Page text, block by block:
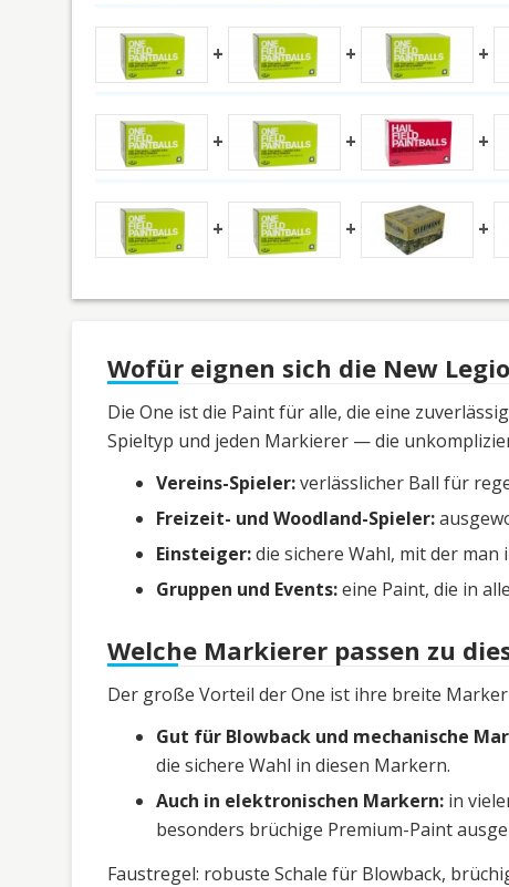
Wofür eignen sich die New
Die One ist die Paint für alle, die eine
Spieltyp und jeden Markierer — die
Vereins-Spieler:verlässlicher Ball für
Freizeit- und Woodland-Spieler:
Einsteiger:die sichere Wahl, mit der man
Gruppen und Events:eine Paint, die in
Welche Markierer passen zu
Der große Vorteil der One ist ihre breite
Gut für Blowback und mechanische
die sichere Wahl in diesen Markern.
Auch in elektronischen Markern:in
besonders brüchige Premium-Paint
Faustregel: robuste Schale für Blowback,